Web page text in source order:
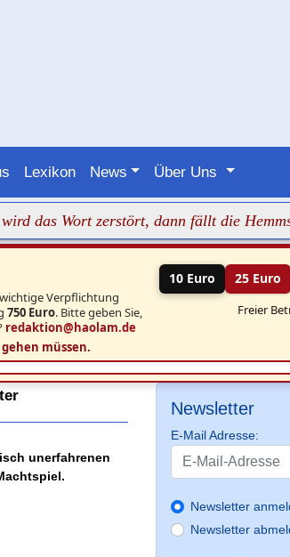
Lexikon News Über Uns
Wort zerstört, dann fällt die
Verpflichtung
750 Euro. Bitte geben Sie,
redaktion@haolam.de
10 Euro 25 Euro
Freier
müssen.
unerfahrenen
Newsletter
E-Mail Adresse:
Newsletter
Newsletter